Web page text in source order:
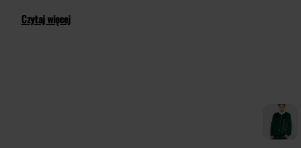
Czytaj więcej